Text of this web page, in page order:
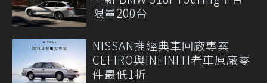
限量200台
NISSAN推經典車回廠專案
CEFIRO與INFINITI老車原廠零
件最低1折